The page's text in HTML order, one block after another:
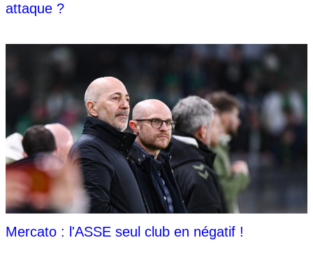
attaque ?
Mercato : l'ASSE seul club en négatif !